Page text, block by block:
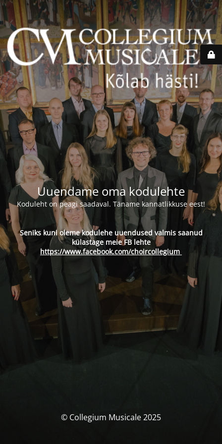
Uuendame oma kodulehte
Koduleht on peagi saadaval. Täname kannatlikkuse eest!
Seniks kuni oleme kodulehe uuendused valmis saanud
külastage meie FB lehte
https://www.facebook.com/choircollegium
© Collegium Musicale 2025